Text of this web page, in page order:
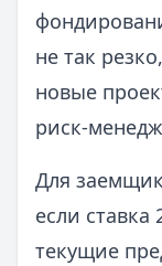
не так
новые
риск-
Для
если ставка
текущие